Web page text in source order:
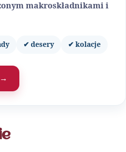
makroskładnikami i
✔ desery ✔ kolacje